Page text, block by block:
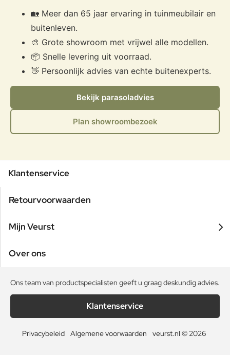
🏡 Meer dan 65 jaar ervaring in tuinmeubilair en
buitenleven.
🎨 Grote showroom met vrijwel alle modellen.
📦 Snelle levering uit voorraad.
👋 Persoonlijk advies van echte buitenexperts.
Bekijk parasoladvies
Plan showroombezoek
Klantenservice
Retourvoorwaarden
Mijn Veurst
Over ons
Ons team van productspecialisten geeft u graag deskundig advies.
Klantenservice
Privacybeleid Algemene voorwaarden veurst.nl © 2026